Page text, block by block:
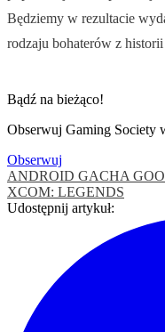
Będziemy w rezultacie
rodzaju bohaterów z
Bądź na bieżąco!
Obserwuj Gaming Society
Obserwuj
ANDROID GACHA
XCOM: LEGENDS
Udostępnij artykuł: